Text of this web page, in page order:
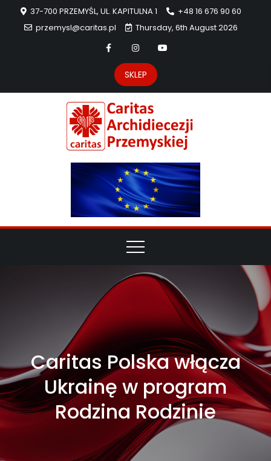
37-700 PRZEMYŚL, UL. KAPITULNA 1
+48 16 676 90 60
przemysl@caritas.pl
Thursday, 6th August 2026
SKLEP
Caritas Polska włącza
Ukrainę w program
Rodzina Rodzinie